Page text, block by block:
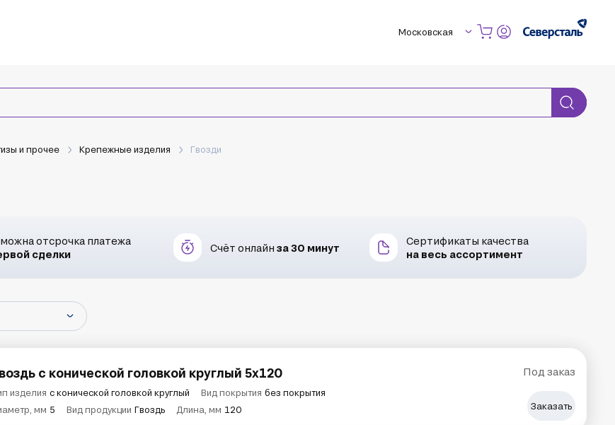
Московская
и прочее Крепежные изделия Гвозди
отсрочка платежа
сделки
Счёт онлайнза 30 минут
Сертификаты качества
на весь ассортимент
с конической головкой круглый 5х120
изделия с конической головкой круглый Вид покрытия без покрытия
мм 5 Вид продукции Гвоздь Длина, мм 120
Под заказ
Заказать